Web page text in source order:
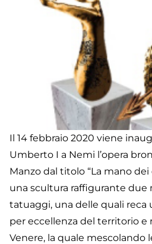
Il 14 febbraio 2020 viene
Umberto I a Nemi l’opera
Manzo dal titolo “La mano dei
una scultura raffigurante due
tatuaggi, una delle quali reca
per eccellenza del territorio e
Venere, la quale mescolando